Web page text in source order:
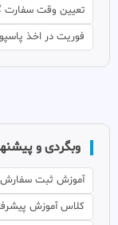
تعیین وقت سفارت
فوریت در اخذ
وبگردی و
آموزش ثبت
کلاس آموزش